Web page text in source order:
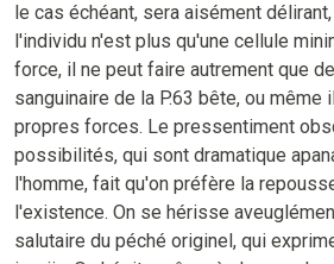
le cas échéant, sera aisément
l'individu n'est plus qu'une cellule
force, il ne peut faire autrement que
sanguinaire de la P.63 bête, ou même
propres forces. Le pressentiment
possibilités, qui sont dramatique
l'homme, fait qu'on préfère la
l'existence. On se hérisse
salutaire du péché originel, qui